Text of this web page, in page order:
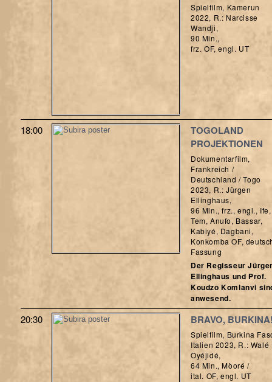
Spielfilm, Kamerun
2022, R.: Narcisse
Wandji,
90 Min.,
frz. OF, engl. UT
18:00
TOGOLAND
PROJEKTIONEN
Dokumentarfilm,
Frankreich /
Deutschland / Togo
2023, R.: Jürgen
Ellinghaus,
96 Min., frz., engl., Ife,
Tem, Anufo, Bassar,
Kabiyé, Dagbani,
Konkomba OF,
Fassung
Der Regisseur
Ellinghaus und Prof.
Koudzo Komlanvi
anwesend.
20:30 BRAVO,
Spielfilm, Burkina
Italien 2023, R.: Walé
Oyéjidé,
64 Min., Mòoré /
ital. OF, engl. UT